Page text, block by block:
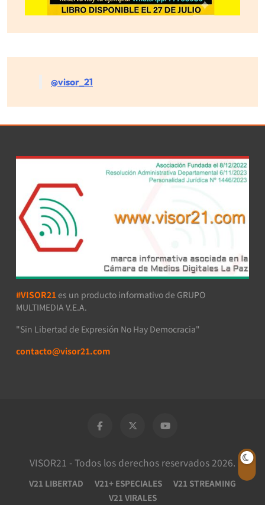
@visor_21
#VISOR21 es un producto informativo de GRUPO
MULTIMEDIA V.E.A.
"Sin Libertad de Expresión No Hay Democracia"
contacto@visor21.com
VISOR21 - Todos los derechos reservados 2026.
V21 LIBERTAD V21+ ESPECIALES
V21 STREAMING
V21 VIRALES